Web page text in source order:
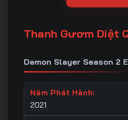
Thanh Gươm Diệt
Demon Slayer Season 2
District Arc
Năm Phát Hành:
2021